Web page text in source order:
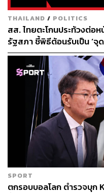
มีพันธกรณีต้องปฏิบัติตามใ
การประชุมครั้งนี้จึงเป็นทั้ง
วาระดังกล่าวเกิดขึ้นได้จริ
การสนับสนุนให้ภาคธุรกิจ
มาตรการหรือสร้างกฎระเ
อย่างไรก็ดี วาระหลักของ
ทางออกจากวิกฤตโลกเดื
วิทยาศาสตร์ระบุว่า อุณหภู
1.5 องศาเซลเซียส เกินขี
ปารีส และหากไม่มีการจัด
2.8 องศาเซลเซียส ซึ่งระ
ไม่ได้ เพราะโลกเผชิญอุท
บราซิลในฐานะเจ้าภาพจึง
THAILAND / POLITICS
สส. ไทยตะโกนประท้วงต่อ
รัฐสภา ชี้พิธีต้อนรับเป็น ‘จุ
ทูตไทย
SPORT
ตกรอบบอลโลก ตำรวจบุก